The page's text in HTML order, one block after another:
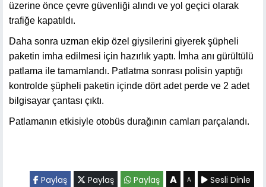
üzerine önce çevre güvenliği alındı ve yol geçici olarak
trafiğe kapatıldı.
Daha sonra uzman ekip özel giysilerini giyerek şüpheli
paketin imha edilmesi için hazırlık yaptı. İmha anı gürültülü
patlama ile tamamlandı. Patlatma sonrası polisin yaptığı
kontrolde şüpheli paketin içinde dört adet perde ve 2 adet
bilgisayar çantası çıktı.
Patlamanın etkisiyle otobüs durağının camları parçalandı.
Paylaş Paylaş Paylaş A A Sesli Dinle